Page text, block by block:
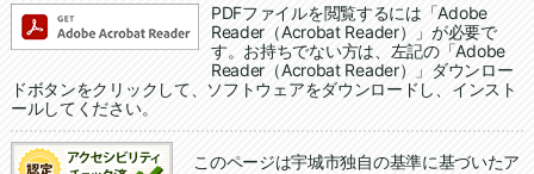
追加情報：PDFファイルPDFファイルを閲覧するには「Adobe
Reader（Acrobat Reader）」が必要で
す。お持ちでない方は、左記の「Adobe
Reader（Acrobat Reader）」ダウンロー
ドボタンをクリックして、ソフトウェアをダウンロードし、インスト
ールしてください。
このページは宇城市独自の基準に基づいたア